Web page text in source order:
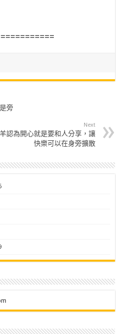
旁
Next
羊認為開心就是要和人分享，讓
快樂可以在身旁擴散